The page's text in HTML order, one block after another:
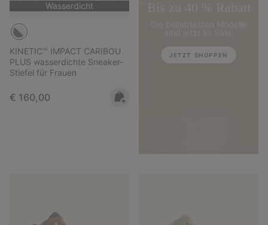
Wasserdicht
KINETIC™ IMPACT CARIBOU
PLUS wasserdichte Sneaker-
Stiefel für Frauen
Regular price:
€ 160,00
JETZT SHOPPEN